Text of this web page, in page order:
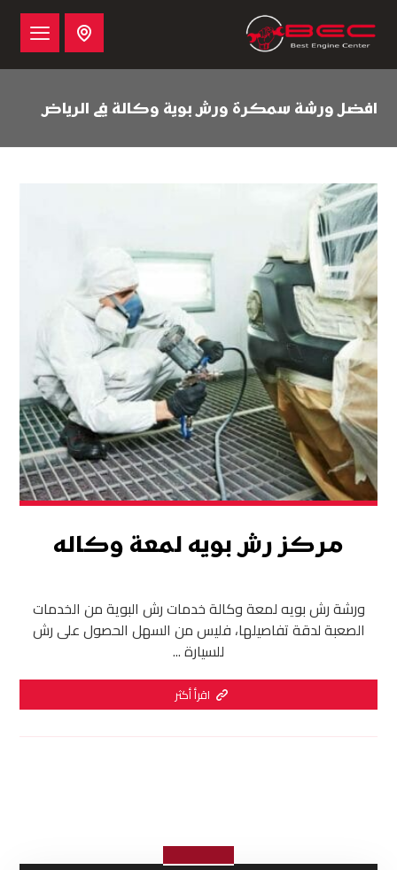
افضل ورشة سمكرة ورش بوية وكالة في الرياض
مركز رش بويه لمعة وكاله
ورشة رش بويه لمعة وكالة خدمات رش البوية من الخدمات
الصعبة لدقة تفاصيلها، فليس من السهل الحصول على رش
للسيارة ...
اقرأ أكثر